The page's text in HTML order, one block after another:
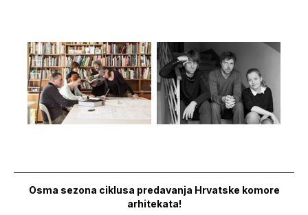
Osma sezona ciklusa predavanja Hrvatske komore
arhitekata!